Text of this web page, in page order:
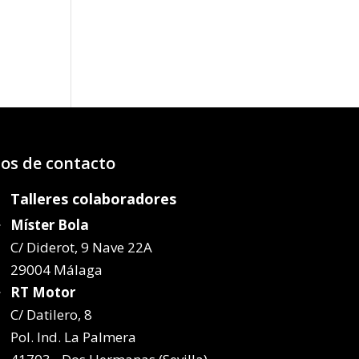
de contacto
Talleres colaboradores
Míster Bola
C/ Diderot, 9 Nave 22A
29004 Málaga
RT Motor
C/ Datilero, 8
Pol. Ind. La Palmera